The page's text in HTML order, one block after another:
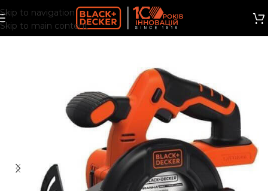
Skip to navigation
Skip to main content